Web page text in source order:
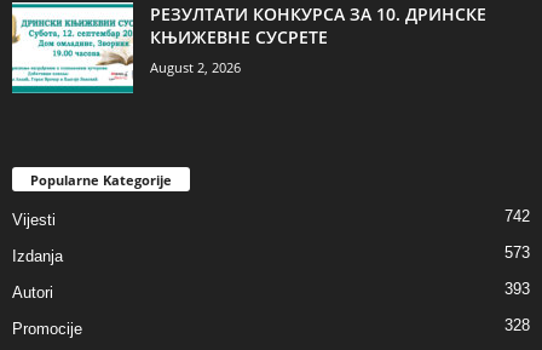
РЕЗУЛТАТИ КОНКУРСА ЗА 10. ДРИНСКЕ
КЊИЖЕВНЕ СУСРЕТЕ
August 2, 2026
Popularne Kategorije
Vijesti 742
Izdanja 573
Autori 393
Promocije 328